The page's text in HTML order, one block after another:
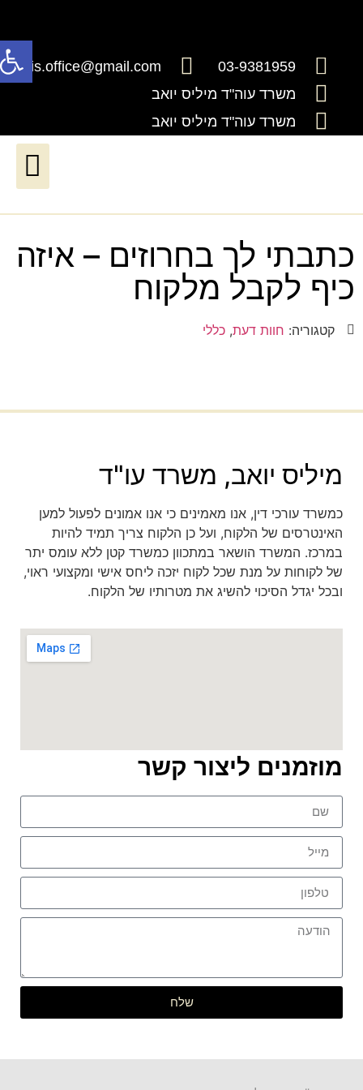
03-9381959
millis.office@gmail.com
משרד עוה"ד מיליס יואב
משרד עוה"ד מיליס יואב
כתבתי לך בחרוזים – איזה
כיף לקבל מלקוח
קטגוריה: חוות דעת, כללי
מיליס יואב, משרד עו"ד
כמשרד עורכי דין, אנו מאמינים כי אנו אמונים לפעול למען
האינטרסים של הלקוח, ועל כן הלקוח צריך תמיד להיות
במרכז. המשרד הושאר במתכוון כמשרד קטן ללא עומס יתר
של לקוחות על מנת שכל לקוח יזכה ליחס אישי ומקצועי ראוי,
ובכל יגדל הסיכוי להשיג את מטרותיו של הלקוח.
מוזמנים ליצור קשר
שלח